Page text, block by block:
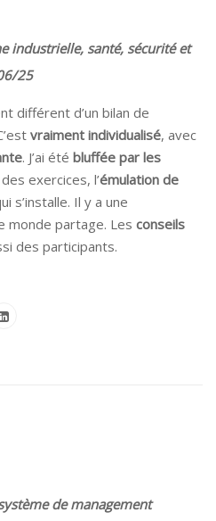
industrielle, santé, sécurité et
25
différent d’un bilan de
vraiment individualisé, avec
. J’ai été bluffée par les
exercices, l’émulation de
s’installe. Il y a une
monde partage. Les conseils
des participants.
de management